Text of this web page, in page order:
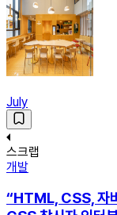
July
스크랩
개발
“HTML, CSS, 자